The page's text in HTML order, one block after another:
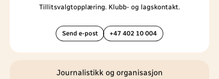
Tillitsvalgtopplæring. Klubb- og lagskontakt.
Send e-post +47 402 10 004
Journalistikk og organisasjon